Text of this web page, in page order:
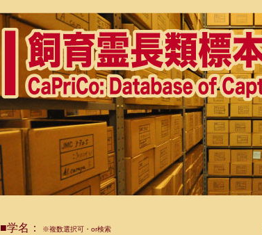
■学名： ※複数選択可・or検索